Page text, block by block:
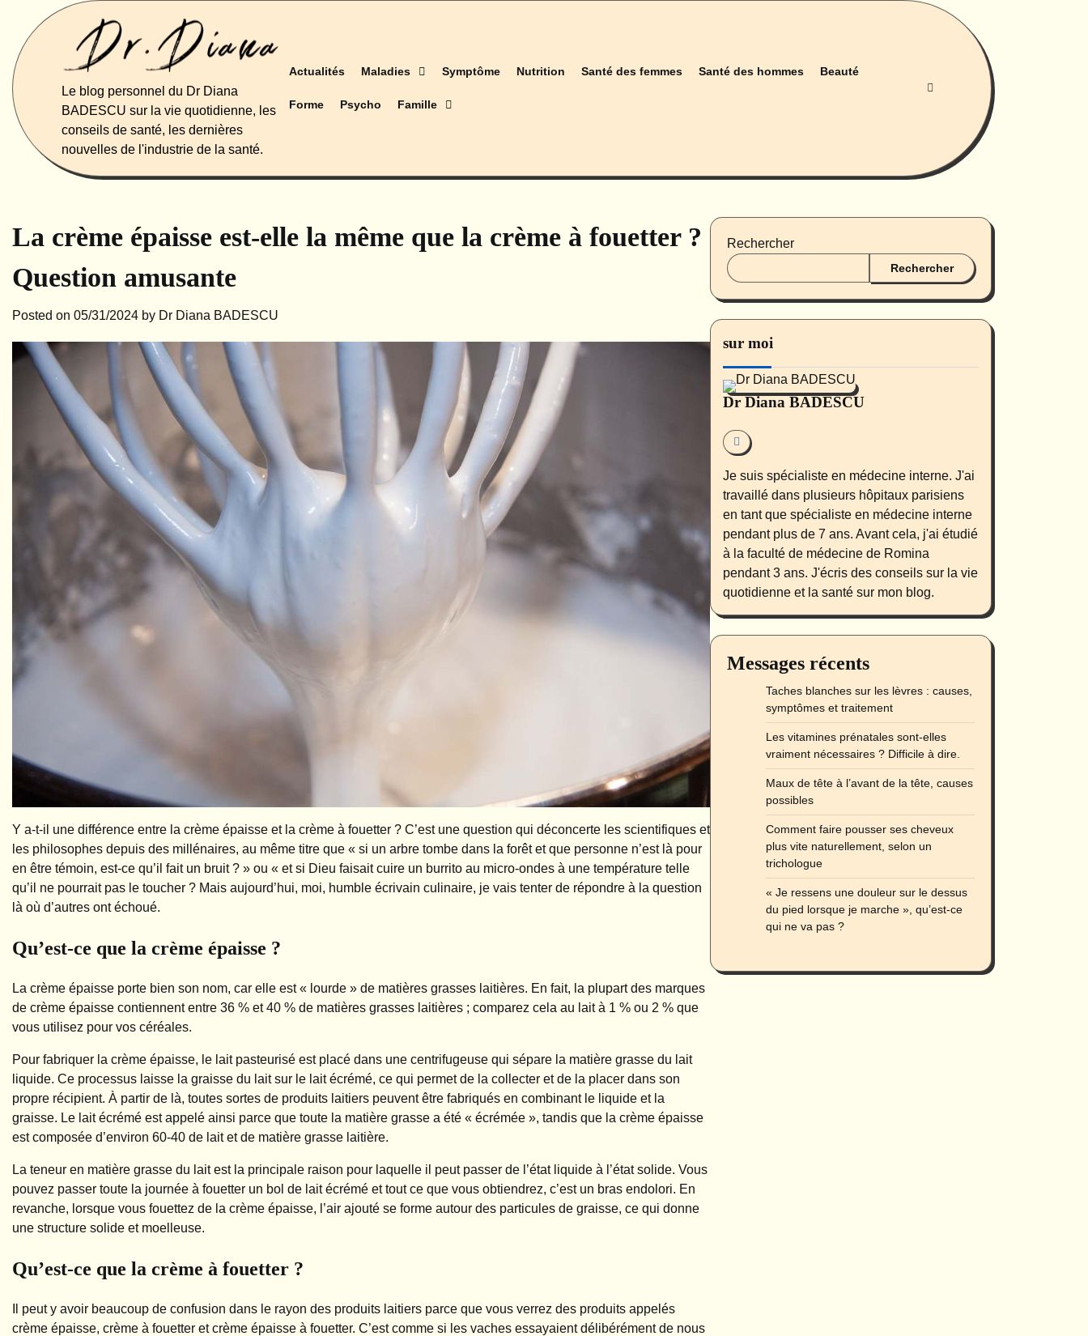
content
Le blog personnel du Dr Diana
BADESCU sur la vie quotidienne, les
conseils de santé, les dernières
nouvelles de l'industrie de la santé.
Actualités Maladies Symptôme Nutrition Santé des femmes Santé des hommes Beauté
Forme Psycho Famille
La crème épaisse est-elle la même que la crème à fouetter ?
Question amusante
Posted on 05/31/2024 by Dr Diana BADESCU
Y a-t-il une différence entre la crème épaisse et la crème à fouetter ? C’est une question qui déconcerte les scientifiques et
les philosophes depuis des millénaires, au même titre que « si un arbre tombe dans la forêt et que personne n’est là pour
en être témoin, est-ce qu’il fait un bruit ? » ou « et si Dieu faisait cuire un burrito au micro-ondes à une température telle
qu’il ne pourrait pas le toucher ? Mais aujourd’hui, moi, humble écrivain culinaire, je vais tenter de répondre à la question
là où d’autres ont échoué.
Qu’est-ce que la crème épaisse ?
La crème épaisse porte bien son nom, car elle est « lourde » de matières grasses laitières. En fait, la plupart des marques
de crème épaisse contiennent entre 36 % et 40 % de matières grasses laitières ; comparez cela au lait à 1 % ou 2 % que
vous utilisez pour vos céréales.
Pour fabriquer la crème épaisse, le lait pasteurisé est placé dans une centrifugeuse qui sépare la matière grasse du lait
liquide. Ce processus laisse la graisse du lait sur le lait écrémé, ce qui permet de la collecter et de la placer dans son
propre récipient. À partir de là, toutes sortes de produits laitiers peuvent être fabriqués en combinant le liquide et la
graisse. Le lait écrémé est appelé ainsi parce que toute la matière grasse a été « écrémée », tandis que la crème épaisse
est composée d’environ 60-40 de lait et de matière grasse laitière.
La teneur en matière grasse du lait est la principale raison pour laquelle il peut passer de l’état liquide à l’état solide. Vous
pouvez passer toute la journée à fouetter un bol de lait écrémé et tout ce que vous obtiendrez, c’est un bras endolori. En
revanche, lorsque vous fouettez de la crème épaisse, l’air ajouté se forme autour des particules de graisse, ce qui donne
une structure solide et moelleuse.
Qu’est-ce que la crème à fouetter ?
Il peut y avoir beaucoup de confusion dans le rayon des produits laitiers parce que vous verrez des produits appelés
crème épaisse, crème à fouetter et crème épaisse à fouetter. C’est comme si les vaches essayaient délibérément de nous
Rechercher
Rechercher
sur moi
Dr Diana BADESCU
Je suis spécialiste en médecine interne. J'ai
travaillé dans plusieurs hôpitaux parisiens
en tant que spécialiste en médecine interne
pendant plus de 7 ans. Avant cela, j'ai étudié
à la faculté de médecine de Romina
pendant 3 ans. J'écris des conseils sur la vie
quotidienne et la santé sur mon blog.
Messages récents
Taches blanches sur les lèvres : causes,
symptômes et traitement
Les vitamines prénatales sont-elles
vraiment nécessaires ? Difficile à dire.
Maux de tête à l’avant de la tête, causes
possibles
Comment faire pousser ses cheveux
plus vite naturellement, selon un
trichologue
« Je ressens une douleur sur le dessus
du pied lorsque je marche », qu’est-ce
qui ne va pas ?